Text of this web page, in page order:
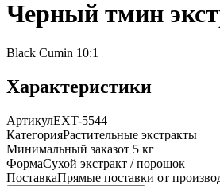
Черный тмин
Black Cumin 10:1
Характеристики
АртикулEXT-5544
КатегорияРастительные экстракты
Минимальный заказот 5 кг
ФормаСухой экстракт / порошок
ПоставкаПрямые поставки от